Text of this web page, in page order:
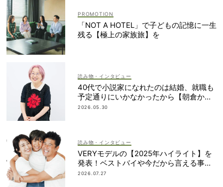
「NOT A HOTEL」で子どもの記憶に一生
残る【極上の家族旅】を
読み物・インタビュー
40代で小説家になれたのは結婚、就職も
予定通りにいかなかったから【朝倉かす
みさん】
2026.05.30
読み物・インタビュー
VERYモデルの【2025年ハイライト】を
発表！ベストバイや今だから言える事件
簿も大公開
2026.07.27